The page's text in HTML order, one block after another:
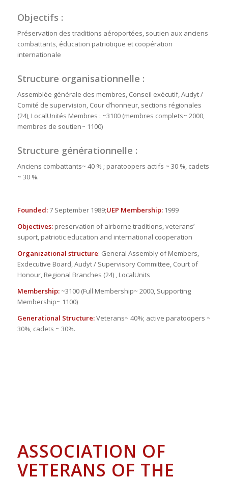
Objectifs :
Préservation des traditions aéroportées, soutien aux anciens
combattants, éducation patriotique et coopération
internationale
Structure organisationnelle :
Assemblée générale des membres, Conseil exécutif,Audyt/
Comité de supervision, Cour d’honneur, sections régionales
(24), LocalUnités Membres : ~3100 (membres complets~ 2000,
membres de soutien~ 1100)
Structure générationnelle :
Anciens combattants~ 40 % ; paratoopers actifs ~ 30 %, cadets
~ 30 %.
Founded:7 September 1989;UEP Membership: 1999
Objectives: preservation of airborne traditions, veterans’
suport, patriotic education and international cooperation
Organizational structure: General Assembly of Members,
Exdecutive Board, Audyt / Supervisory Committee, Court of
Honour, Regional Branches (24) , LocalUnits
Membership: ~3100 (Full Membership~ 2000, Supporting
Membership~ 1100)
Generational Structure:Veterans~ 40%; active paratoopers ~
30%, cadets ~ 30%.
ASSOCIATION OF
VETERANS OF THE